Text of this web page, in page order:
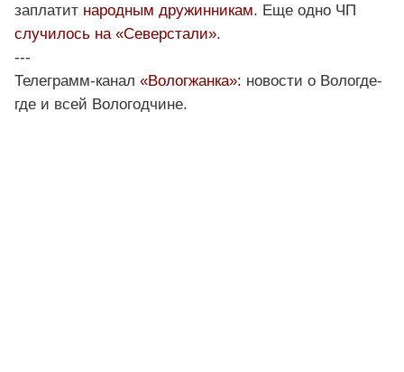
заплатит народным дружинникам. Еще одно ЧП
случилось на «Северстали».
---
Телеграмм-канал «Вологжанка»: новости о Вологде-
где и всей Вологодчине.